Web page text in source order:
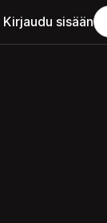
Kirjaudu sisään